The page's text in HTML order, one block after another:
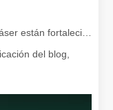
en un viaje
del blog,